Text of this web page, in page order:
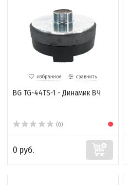
избранное сравнить
BG TG-44TS-1 - Динамик ВЧ
(0)
0 руб.